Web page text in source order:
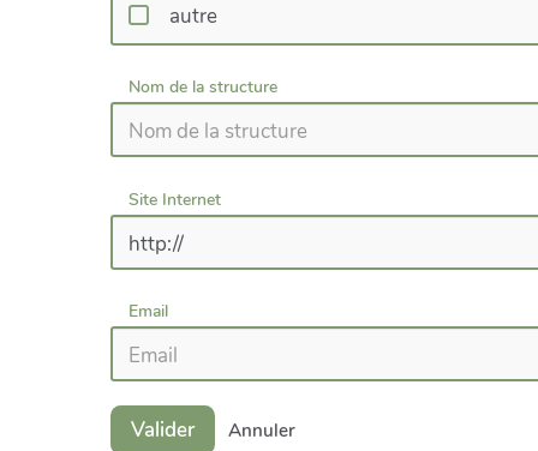
autre
Nom de la structure
Site Internet
Email
Valider Annuler